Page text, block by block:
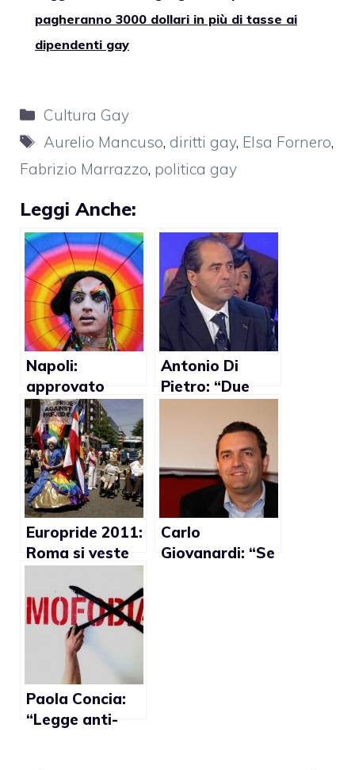
pagheranno 3000 dollari in più di tasse ai
dipendenti gay
Categorie
Cultura Gay
Tag
Aurelio Mancuso, diritti gay, Elsa Fornero,
Fabrizio Marrazzo, politica gay
Leggi Anche:
Napoli:
approvato
Registro Unioni
Civili
Antonio Di
Pietro: “Due
possono
dormire nello
stesso letto”
Europride 2011:
Roma si veste
dell’arcobaleno
Carlo
Giovanardi: “Se
Paola Concia:
“Legge anti-